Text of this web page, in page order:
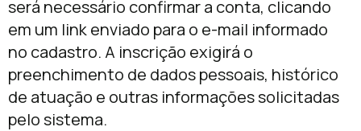
será necessário confirmar a conta, clicando
em um link enviado para o e-mail informado
no cadastro. A inscrição exigirá o
preenchimento de dados pessoais, histórico
de atuação e outras informações solicitadas
pelo sistema.